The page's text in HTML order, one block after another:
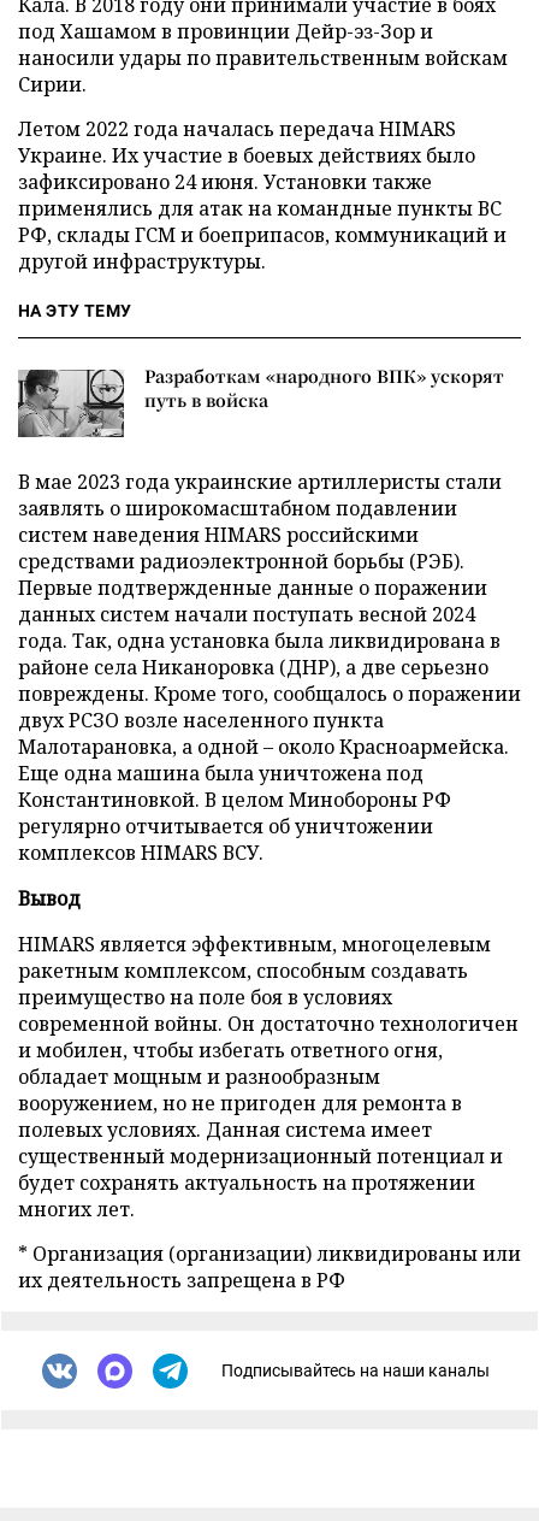
под Хашамом в провинции Дейр-эз-Зор и
наносили удары по правительственным войскам
Сирии.
Летом 2022 года началась передача HIMARS
Украине. Их участие в боевых действиях было
зафиксировано 24 июня. Установки также
применялись для атак на командные пункты ВС
РФ, склады ГСМ и боеприпасов, коммуникаций и
другой инфраструктуры.
НА ЭТУ ТЕМУ
Разработкам «народного ВПК» ускорят
путь в войска
В мае 2023 года украинские артиллеристы стали
заявлять о широкомасштабном подавлении
систем наведения HIMARS российскими
средствами радиоэлектронной борьбы (РЭБ).
Первые подтвержденные данные о поражении
данных систем начали поступать весной 2024
года. Так, одна установка была ликвидирована в
районе села Никаноровка (ДНР), а две серьезно
повреждены. Кроме того, сообщалось о поражении
двух РСЗО возле населенного пункта
Малотарановка, а одной – около Красноармейска.
Еще одна машина была уничтожена под
Константиновкой. В целом Минобороны РФ
регулярно отчитывается об уничтожении
комплексов HIMARS ВСУ.
Вывод
HIMARS является эффективным, многоцелевым
ракетным комплексом, способным создавать
преимущество на поле боя в условиях
современной войны. Он достаточно технологичен
и мобилен, чтобы избегать ответного огня,
обладает мощным и разнообразным
вооружением, но не пригоден для ремонта в
полевых условиях. Данная система имеет
существенный модернизационный потенциал и
будет сохранять актуальность на протяжении
многих лет.
* Организация (организации) ликвидированы или
их деятельность запрещена в РФ
Подписывайтесь на наши каналы